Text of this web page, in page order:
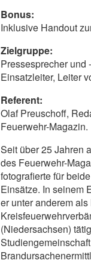
Bonus:
Inklusive Handout
Zielgruppe:
Pressesprecher und
Einsatzleiter, Leiter
Referent:
Olaf Preuschoff,
Feuerwehr-Magazin.
Seit über 25 Jahren
des Feuerwehr-
fotografierte für
Einsätze. In seinem
er unter anderem
(Niedersachsen)